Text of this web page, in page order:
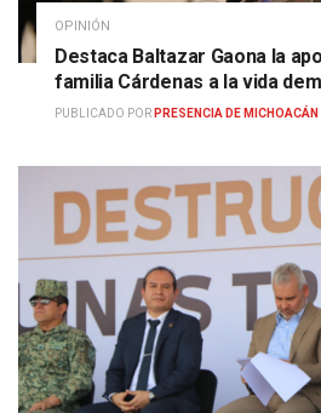
OPINIÓN
Destaca Baltazar Gaona la
familia Cárdenas a la vida
PUBLICADO POR PRESENCIA DE MICHOACÁN